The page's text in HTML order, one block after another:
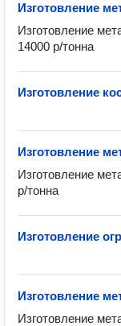
Изготовление
Изготовление
14000 р/тонна
Изготовление
Изготовление
Изготовление
р/тонна
Изготовление
Изготовление
Изготовление